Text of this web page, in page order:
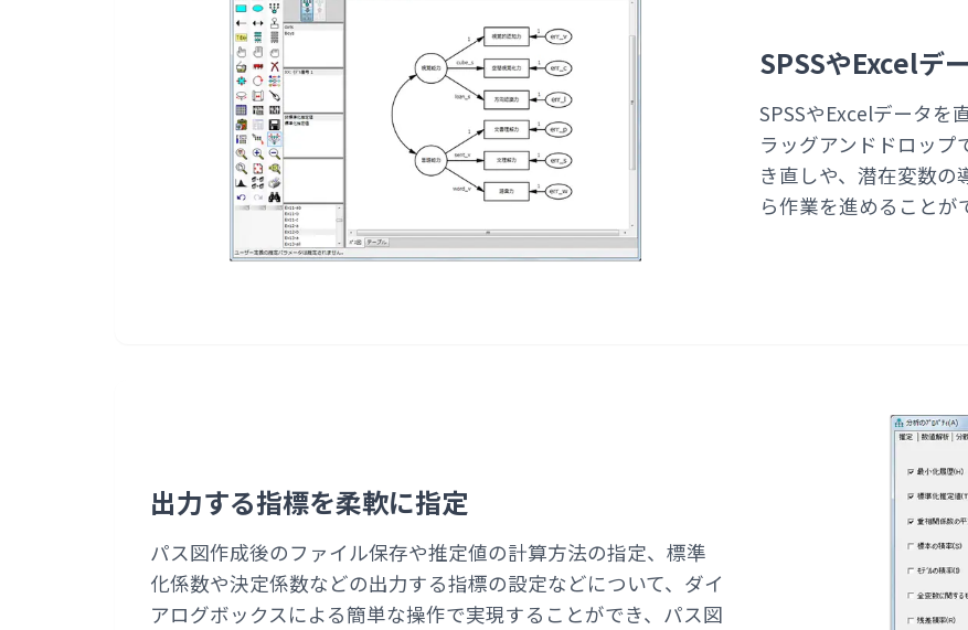
SPSSやExcelデ
SPSSやExcelデータを
ラッグアンドドロップ
き直しや、潜在変数
ら作業を進めることが
出力する指標を柔軟に指定
パス図作成後のファイル保存や推定値の計算方法の指定、標準
化係数や決定係数などの出力する指標の設定などについて、ダイ
アログボックスによる簡単な操作で実現することができ、パス図